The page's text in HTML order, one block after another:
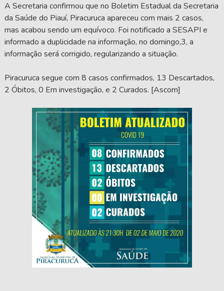
A Secretaria confirmou que no Boletim Estadual da Secretaria
da Saúde do Piauí, Piracuruca apareceu com mais 2 casos,
mas acabou sendo um equívoco. Foi notificado a SESAPI e
informado a duplicidade na informação, no domingo,3, a
informação será corrigido, regularizando a situação.
Piracuruca segue com 8 casos confirmados, 13 Descartados,
2 Óbitos, 0 Em investigação, e 2 Curados. [Ascom]